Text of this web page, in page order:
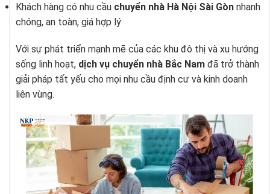
Khách hàng có nhu cầu chuyển nhà Hà Nội Sài Gòn nhanh
chóng, an toàn, giá hợp lý
Với sự phát triển mạnh mẽ của các khu đô thị và xu hướng
sống linh hoạt, dịch vụ chuyển nhà Bắc Nam đã trở thành
giải pháp tất yếu cho mọi nhu cầu định cư và kinh doanh
liên vùng.